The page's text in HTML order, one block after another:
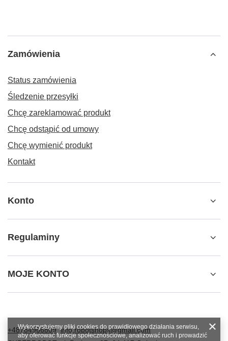
Zamówienia
Status zamówienia
Śledzenie przesyłki
Chcę zareklamować produkt
Chcę odstąpić od umowy
Chcę wymienić produkt
Kontakt
Konto
Regulaminy
MOJE KONTO
+48784966809 info.robotshops@gmail.com
Wykorzystujemy pliki cookies do prawidłowego działania serwisu,
aby oferować funkcje społecznościowe, analizować ruch i prowadzić